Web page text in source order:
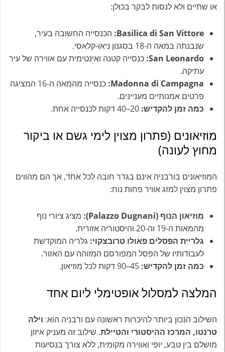
או שתיים ולא לנסות לבקר בכולן:
Basilica di San Vittore: הכנסייה החשובה בעיר,
שנבנתה במאה ה-18 בסגנון ניאו-קלאסי.
San Leonardo: כנסייה קטנה ואינטימית עם אווירה של עיר
עתיקה.
Madonna di Campagna:
כנסייה מהמאה ה-16 המציגה
פרטים אמנותיים מעניינים.
כמה זמן להקדיש:
מוזיאונים (פתרון מצוין לימי גשם או ביקור
מחוץ לעונה)
המוזיאונים בורבניה אינם בגדר חובה לכל אחד, אך הם מהווים
פתרון מצוין למזג אוויר פחות נוח:
מוזיאון הנוף (Palazzo Dugnani):
מציג ציורי נוף
מהמאות ה-19 וה-20 והיסטוריה אזורית.
גלריית הפסלים פאולו טרובצקוי: גלריה המוקדשת
לעבודותיו של הפסל המפורסם המזוהה עם האזור.
כמה זמן להקדיש:
המלצה למסלול אופטימלי ליום אחד
השילוב הנכון ביותר להיכרות ראשונה עם ורבניה הוא: וילה
טרנטו, המרכז ההיסטורי והטיילת. שילוב זה מעניק איזון
מושלם בין טבע, יופי ואווירה מקומית, ללא צורך בנסיעות